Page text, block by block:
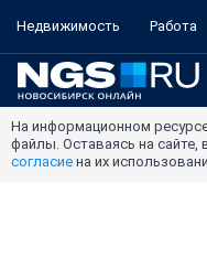
Недвижимость Работа
На информационном
файлы. Оставаясь на
согласие на их